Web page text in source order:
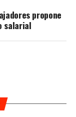
propone
salarial